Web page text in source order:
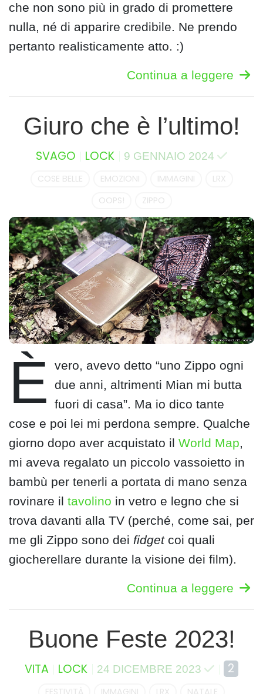
che non sono più in grado di promettere
nulla, né di apparire credibile. Ne prendo
pertanto realisticamente atto. :)
Continua a leggere
Giuro che è l’ultimo!
SVAGO LOCK 9 GENNAIO 2024
COSE BELLE EMOZIONI IMMAGINI
LRX
OOPS!
ZIPPO
È
vero, avevo detto “uno Zippo ogni
due anni, altrimenti Mian mi butta
fuori di casa”. Ma io dico tante
cose e poi lei mi perdona sempre. Qualche
giorno dopo aver acquistato il World Map,
mi aveva regalato un piccolo vassoietto in
bambù per tenerli a portata di mano senza
rovinare il tavolino in vetro e legno che si
trova davanti alla TV (perché, come sai, per
me gli Zippo sono dei fidgetcoi quali
giocherellare durante la visione dei film).
Continua a leggere
Buone Feste 2023!
VITA LOCK 24 DICEMBRE 2023 2